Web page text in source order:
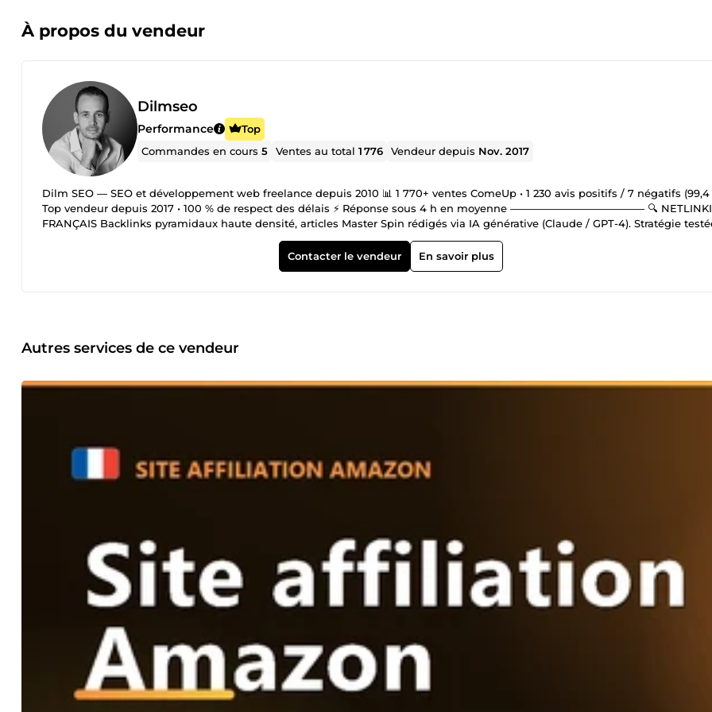
À propos du vendeur
Dilmseo
Performance
Top
Commandes en cours5 Ventes au total1 776 Vendeur depuis Nov. 2017
Dilm SEO — SEO et développement web freelance depuis 2010 📊 1 770+ ventes ComeUp • 1 230 avis positifs / 7 négatifs (99,4
Top vendeur depuis 2017 • 100 % de respect des délais ⚡ Réponse sous 4 h en moyenne ————————————— 🔍
FRANÇAIS Backlinks pyramidaux haute densité, articles Master Spin rédigés via IA générative (Claude / GPT-4). Stratégie
sans pénalité sur 10 ans et 1 770+ commandes. ⚙️ SEO TECHNIQUE &amp; ON-PAGE Audits complets, optimisation
(Service, FAQ, HowTo, BlogPosting), Core Web Vitals, balisage sémantique, maillage interne, sitemap. 📍 RÉFÉRENCEMENT
Google Business Profile, citations annuaires, cohérence NAP, stratégies multi-implantations. 💻 DÉVELOPPEMENT WEB
approche : des livrables concrets et mesurables, un suivi transparent, la précision technique avant l'argumentaire commercial.
via ComeUp Direct.
Contacter le vendeur En savoir plus
Autres services de ce vendeur